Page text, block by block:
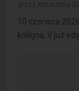
10 czerwca
kolejna, V już